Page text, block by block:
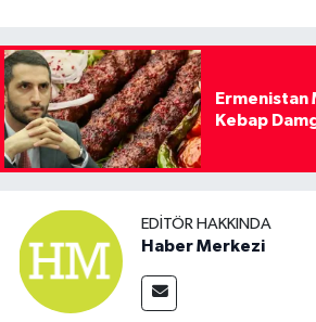
Ermenistan
Kebap
EDITÖR HAKKINDA
Haber Merkezi